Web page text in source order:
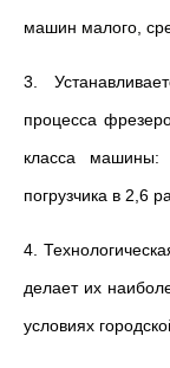
машин малого,
3.
процесса
класса машины:
погрузчика в 2,6
4.
делает их
условиях